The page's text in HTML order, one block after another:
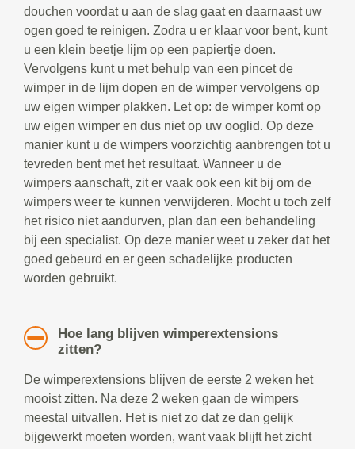
douchen voordat u aan de slag gaat en daarnaast uw
ogen goed te reinigen. Zodra u er klaar voor bent, kunt
u een klein beetje lijm op een papiertje doen.
Vervolgens kunt u met behulp van een pincet de
wimper in de lijm dopen en de wimper vervolgens op
uw eigen wimper plakken. Let op: de wimper komt op
uw eigen wimper en dus niet op uw ooglid. Op deze
manier kunt u de wimpers voorzichtig aanbrengen tot u
tevreden bent met het resultaat. Wanneer u de
wimpers aanschaft, zit er vaak ook een kit bij om de
wimpers weer te kunnen verwijderen. Mocht u toch zelf
het risico niet aandurven, plan dan een behandeling
bij een specialist. Op deze manier weet u zeker dat het
goed gebeurd en er geen schadelijke producten
worden gebruikt.
Hoe lang blijven wimperextensions
zitten?
De wimperextensions blijven de eerste 2 weken het
mooist zitten. Na deze 2 weken gaan de wimpers
meestal uitvallen. Het is niet zo dat ze dan gelijk
bijgewerkt moeten worden, want vaak blijft het zicht